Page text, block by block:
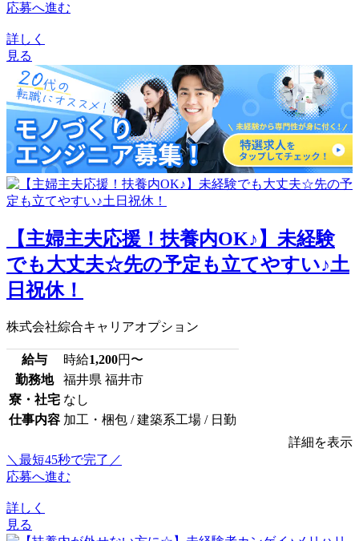
応募へ進む
詳しく
見る
【主婦主夫応援！扶養内OK♪】未経験
でも大丈夫☆先の予定も立てやすい♪土
日祝休！
株式会社綜合キャリアオプション
給与 時給1,200円〜
勤務地
福井県 福井市
寮・社宅 なし
仕事内容 加工・梱包 / 建築系工場 / 日勤
詳細を表示
＼最短45秒で完了／
応募へ進む
詳しく
見る